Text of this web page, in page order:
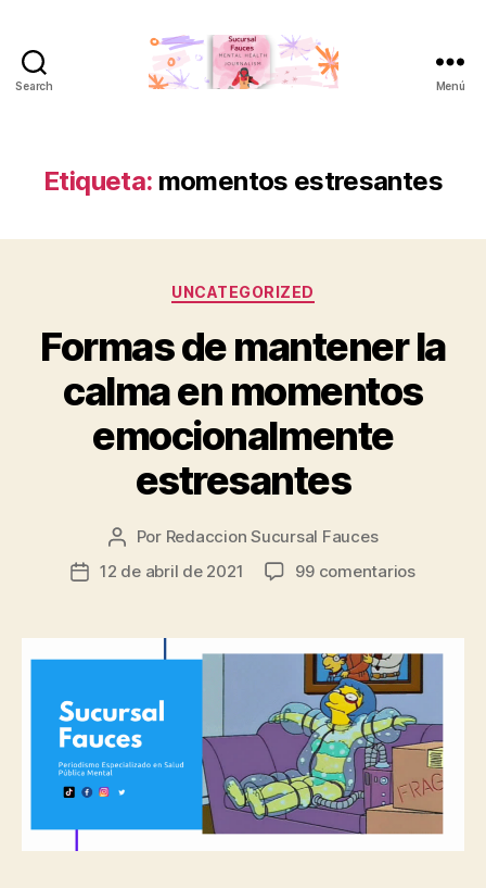
Search Menú
Etiqueta: momentos estresantes
Categorías
UNCATEGORIZED
Formas de mantener la
calma en momentos
emocionalmente
estresantes
Autor
de
Por Redaccion Sucursal Fauces
Fecha
entrada
12 de abril de 2021 99 comentariosen
calma
en